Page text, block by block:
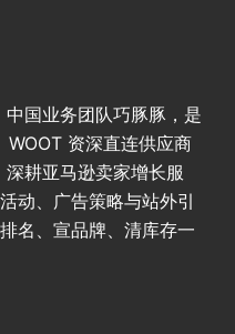
国业务团队巧豚豚，是
资深直连供应商
耕亚马逊卖家增长服
动、广告策略与站外引
名、宣品牌、清库存一